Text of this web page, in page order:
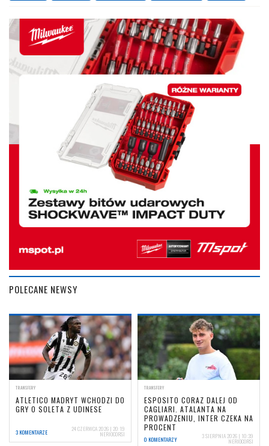
POLECANE NEWSY
TRANSFERY
ATLETICO MADRYT WCHODZI DO
GRY O SOLETA Z UDINESE
3 KOMENTARZE 24 CZERWCA 2026 | 20:19
NERIOCORSI
TRANSFERY
ESPOSITO CORAZ DALEJ OD
CAGLIARI. ATALANTA NA
PROWADZENIU, INTER CZEKA NA
PROCENT
0 KOMENTARZY 3 SIERPNIA 2026 | 10:39
NERIOCORSI